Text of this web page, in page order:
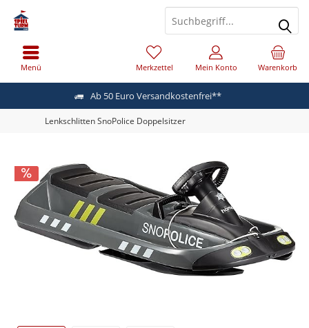
Ab 50 Euro Versandkostenfrei**
Menü Warenkorb
Merkzettel Mein Konto
Lenkschlitten SnoPolice Doppelsitzer